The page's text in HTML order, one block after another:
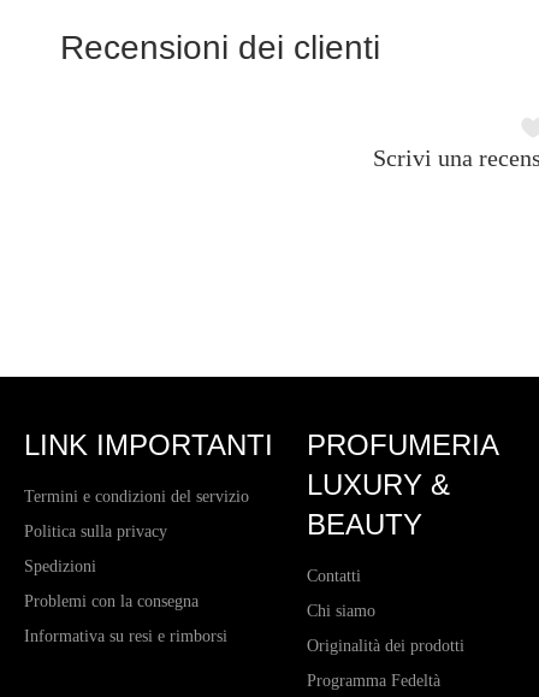
Recensioni dei clienti
Scrivi una
LINK IMPORTANTI
Termini e condizioni del servizio
Politica sulla privacy
Spedizioni
Problemi con la consegna
Informativa su resi e rimborsi
PROFUMERIA
LUXURY &
BEAUTY
Contatti
Chi siamo
Originalità dei prodotti
Programma Fedeltà